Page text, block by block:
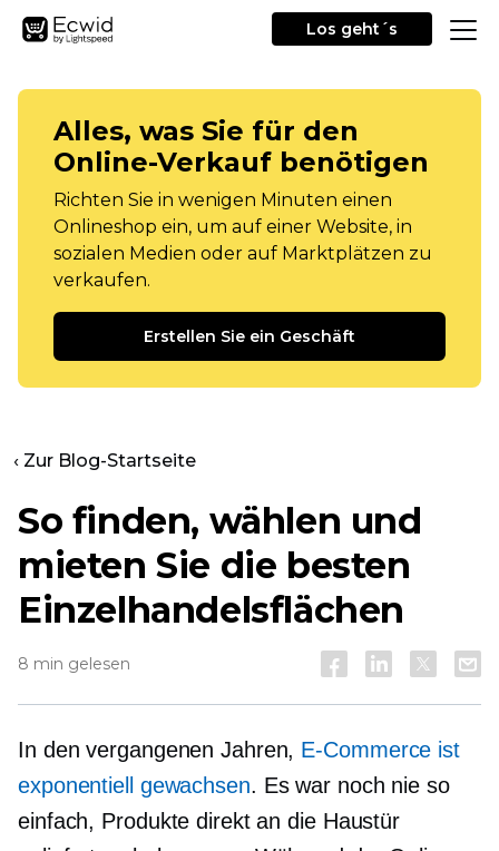
Los geht´s
Alles, was Sie für den
Online-Verkauf benötigen
Richten Sie in wenigen Minuten einen
Onlineshop ein, um auf einer Website, in
sozialen Medien oder auf Marktplätzen zu
verkaufen.
Erstellen Sie ein Geschäft
‹ Zur Blog-Startseite
So finden, wählen und
mieten Sie die besten
Einzelhandelsflächen
8 min gelesen
In den vergangenen Jahren, E-Commerce ist
exponentiell gewachsen. Es war noch nie so
einfach, Produkte direkt an die Haustür